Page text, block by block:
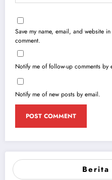
Berita
Save my name, email, and website
comment.
Notify me of follow-up comments by
Notify me of new posts by email.